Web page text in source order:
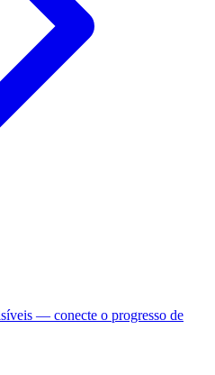
— conecte o progresso de